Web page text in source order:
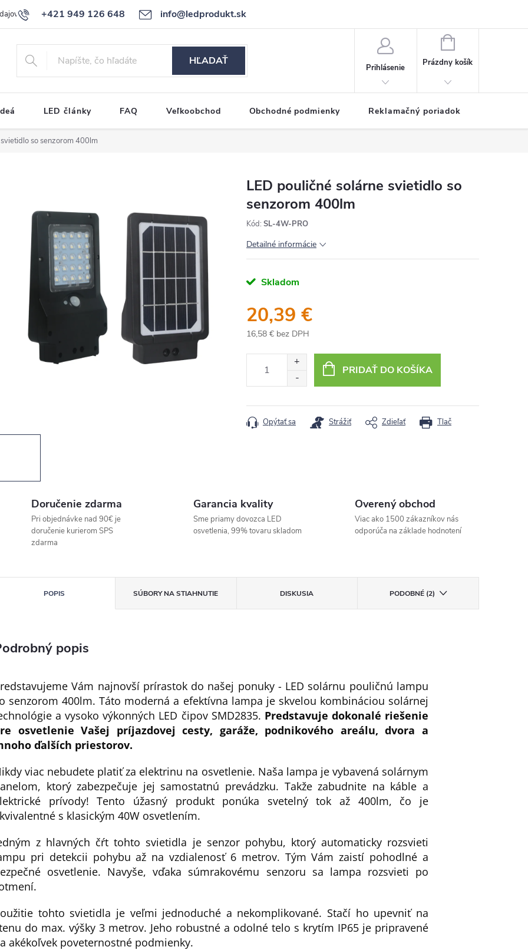
+421 949 126 648 info@ledprodukt.sk
Reklamačný poriadok
HĽADAŤ
Prihlásenie
NÁKUPNÝ
KOŠÍK
Prázdny košík
LED články FAQ Veľkoobchod Obchodné podmienky Reklamačný poriadok
so senzorom 400lm
LED pouličné solárne svietidlo so
senzorom 400lm
Kód: SL-4W-PRO
Detailné informácie
Skladom
20,39 €
16,58 € bez DPH
cena:
PRIDAŤ DO KOŠÍKA
Tlač
Opýtať sa Strážiť Zdieľať
Doručenie zdarma
Pri objednávke nad 90€ je
doručenie kurierom SPS
zdarma
Garancia kvality
Sme priamy dovozca LED
osvetlenia, 99% tovaru skladom
Overený obchod
Viac ako 1500 zákazníkov nás
odporúča na základe hodnotení
POPIS SÚBORY NA STIAHNUTIE DISKUSIA PODOBNÉ (2)
popis
Vám najnovší prírastok do našej ponuky - LED solárnu pouličnú lampu
senzorom 400lm. Táto moderná a efektívna lampa je skvelou kombináciou solárnej
a vysoko výkonných LED čipov SMD2835. Predstavuje dokonalé riešenie
osvetlenie Vašej príjazdovej cesty, garáže, podnikového areálu, dvora a
ďalších priestorov.
viac nebudete platiť za elektrinu na osvetlenie. Naša lampa je vybavená solárnym
ktorý zabezpečuje jej samostatnú prevádzku. Takže zabudnite na káble a
prívody! Tento úžasný produkt ponúka svetelný tok až 400lm, čo je
s klasickým 40W osvetlením.
z hlavných čŕt tohto svietidla je senzor pohybu, ktorý automaticky rozsvieti
pri detekcii pohybu až na vzdialenosť 6 metrov. Tým Vám zaistí pohodlné a
osvetlenie. Navyše, vďaka súmrakovému senzoru sa lampa rozsvieti po
tohto svietidla je veľmi jednoduché a nekomplikované. Stačí ho upevniť na
do max. výšky 3 metrov. Jeho robustné a odolné telo s krytím IP65 je pripravené
akékoľvek poveternostné podmienky.